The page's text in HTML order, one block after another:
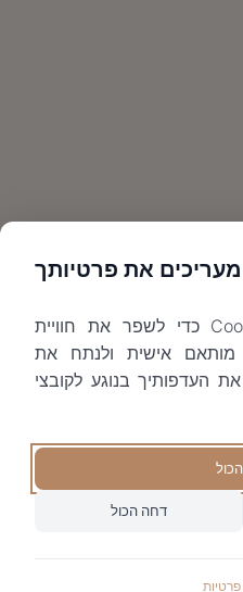
מעריכים את פרטיותך
אנו משתמשים בקובצי Cookie כדי לשפר את חוויית
מותאם אישית ולנתח את
העדפותיך בנוגע לקובצי
דחה הכול
פרטיות